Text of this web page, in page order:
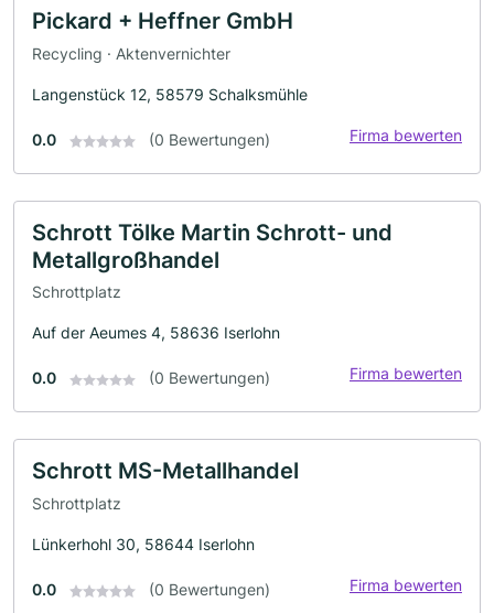
Pickard + Heffner GmbH
Recycling · Aktenvernichter
Langenstück 12, 58579 Schalksmühle
0.0 (0 Bewertungen) Firma bewerten
Schrott Tölke Martin Schrott- und
Metallgroßhandel
Schrottplatz
Auf der Aeumes 4, 58636 Iserlohn
0.0 (0 Bewertungen) Firma bewerten
Schrott MS-Metallhandel
Schrottplatz
Lünkerhohl 30, 58644 Iserlohn
0.0 (0 Bewertungen) Firma bewerten